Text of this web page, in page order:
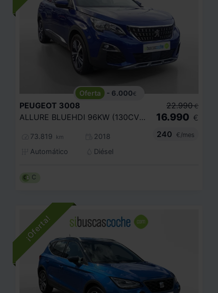
- 6.000€
PEUGEOT 3008
ALLURE BLUEHDI 96KW (130CV) S
73.819 km
2018
Automático
Diésel
22.990 €
16.990 €
240
€/mes
C